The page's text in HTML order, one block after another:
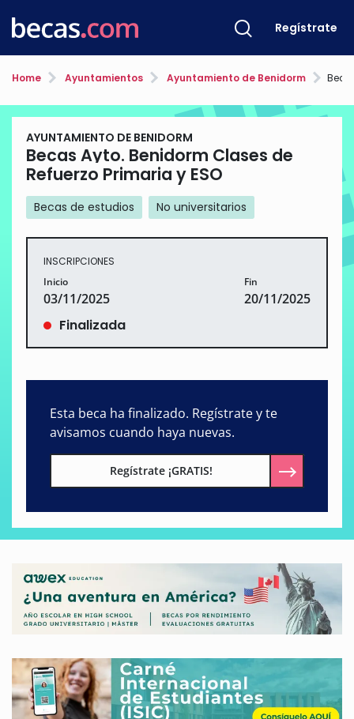
Regístrate
Home Ayuntamientos Ayuntamiento de Benidorm Becas
AYUNTAMIENTO DE BENIDORM
Becas Ayto. Benidorm Clases de
Refuerzo Primaria y ESO
Becas de estudios No universitarios
INSCRIPCIONES
Inicio
03/11/2025
Fin
20/11/2025
Finalizada
Esta beca ha finalizado. Regístrate y te
avisamos cuando haya nuevas.
Regístrate ¡GRATIS!